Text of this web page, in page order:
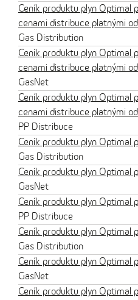
Ceník produktu plyn Optimal
cenami distribuce platnými
Gas Distribution
Ceník produktu plyn Optimal
cenami distribuce platnými
GasNet
Ceník produktu plyn Optimal
cenami distribuce platnými
PP Distribuce
Ceník produktu plyn Optimal
Gas Distribution
Ceník produktu plyn Optimal
GasNet
Ceník produktu plyn Optimal
PP Distribuce
Ceník produktu plyn
Gas Distribution
Ceník produktu plyn
GasNet
Ceník produktu plyn